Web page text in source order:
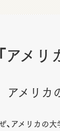
「アメ
アメリカ
、アメリカの